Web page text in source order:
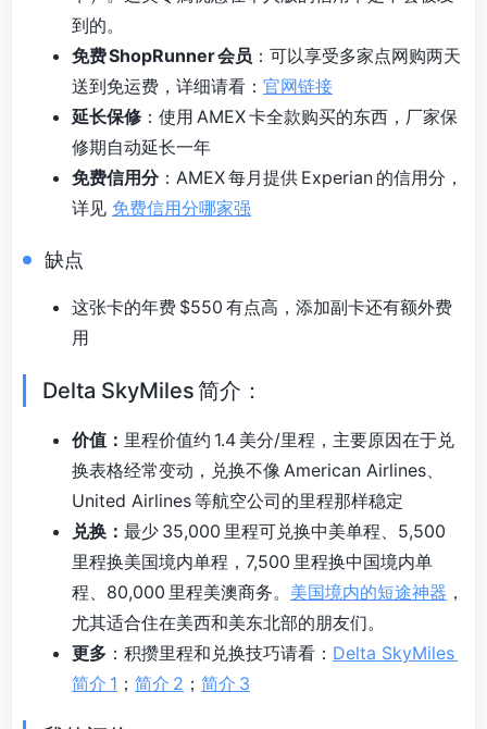
到的。
免费 ShopRunner 会员 ：可以享受多家点网购两天
送到免运费，详细请看： 官网链接
延长保修 ：使用 AMEX 卡全款购买的东西，厂家保
修期自动延长一年
免费信用分：AMEX 每月提供 Experian 的信用分，
详见 免费信用分哪家强
缺点
这张卡的年费 $550 有点高，添加副卡还有额外费
用
Delta SkyMiles 简介：
价值： 里程价值约 1.4 美分/里程，主要原因在于兑
换表格经常变动，兑换不像 American Airlines、
United Airlines 等航空公司的里程那样稳定
兑换： 最少 35,000 里程可兑换中美单程、5,500
里程换美国境内单程，7,500 里程换中国境内单
程、80,000 里程美澳商务。 美国境内的短途神器 ，
尤其适合住在美西和美东北部的朋友们。
更多 ：积攒里程和兑换技巧请看： Delta SkyMiles
简介 1 ； 简介 2 ； 简介 3